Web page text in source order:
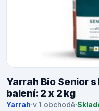
Yarrah Bio Senior
balení: 2 x 2 kg
Yarrah·v 1 obchodě·